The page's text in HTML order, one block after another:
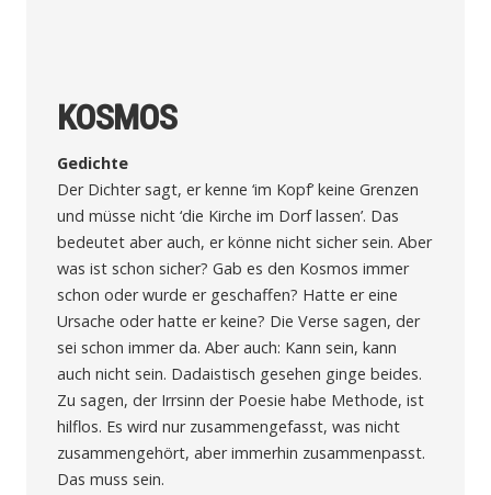
KOSMOS
Gedichte
Der Dichter sagt, er kenne ‘im Kopf’ keine Grenzen
und müsse nicht ‘die Kirche im Dorf lassen’. Das
bedeutet aber auch, er könne nicht sicher sein. Aber
was ist schon sicher? Gab es den Kosmos immer
schon oder wurde er geschaffen? Hatte er eine
Ursache oder hatte er keine? Die Verse sagen, der
sei schon immer da. Aber auch: Kann sein, kann
auch nicht sein. Dadaistisch gesehen ginge beides.
Zu sagen, der Irrsinn der Poesie habe Methode, ist
hilflos. Es wird nur zusammengefasst, was nicht
zusammengehört, aber immerhin zusammenpasst.
Das muss sein.